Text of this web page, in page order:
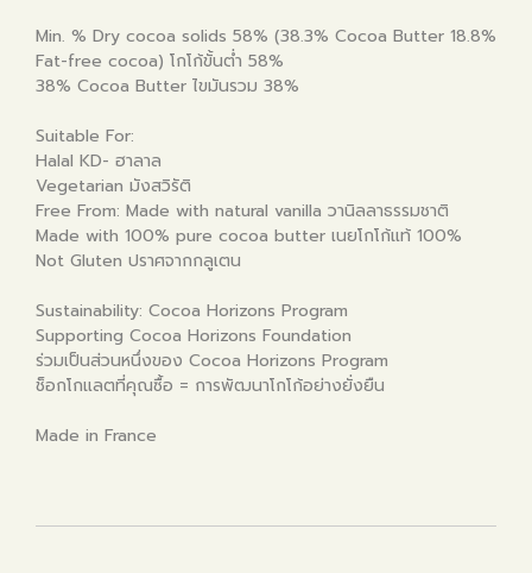
Min. % Dry cocoa solids 58% (38.3% Cocoa Butter 18.8%
Fat-free cocoa) โกโก้ขั้นต่ำ 58%
38% Cocoa Butter ไขมันรวม 38%
Suitable For:
Halal KD- ฮาลาล
Vegetarian มังสวิรัติ
Free From: Made with natural vanilla วานิลลาธรรมชาติ
Made with 100% pure cocoa butter เนยโกโก้แท้ 100%
Not Gluten ปราศจากกลูเตน
Sustainability: Cocoa Horizons Program
Supporting Cocoa Horizons Foundation
ร่วมเป็นส่วนหนึ่งของ Cocoa Horizons Program
ช็อกโกแลตที่คุณซื้อ = การพัฒนาโกโก้อย่างยั่งยืน
Made in France